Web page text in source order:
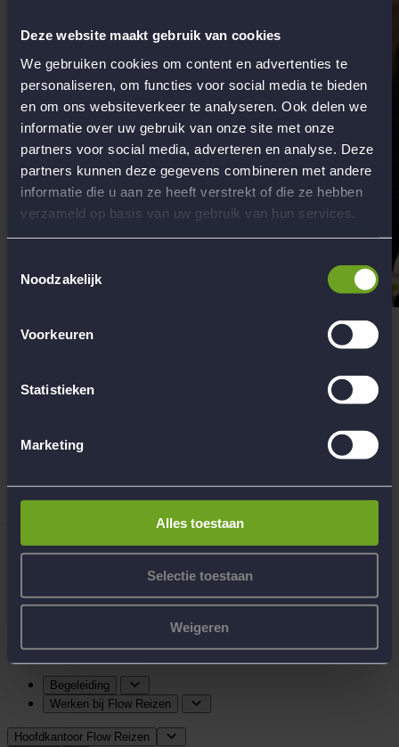
Deze website maakt gebruik van cookies
We gebruiken cookies om content en advertenties te
personaliseren, om functies voor social media te bieden
en om ons websiteverkeer te analyseren. Ook delen we
informatie over uw gebruik van onze site met onze
partners voor social media, adverteren en analyse. Deze
partners kunnen deze gegevens combineren met andere
informatie die u aan ze heeft verstrekt of die ze hebben
verzameld op basis van uw gebruik van hun services.
Noodzakelijk
Voorkeuren
Statistieken
Marketing
Alles toestaan
Selectie toestaan
Weigeren
Hallo, waarmee kunnen we je helpen?
Maandag t/m vrijdag:
Telefoon:0495-544823
Noodnummer:0495-745292
Alleen te gebruiken bij noodsituaties tijdens de reizen.
Inschrijving Kamer van Koophandel:72087129
Op onze reizen zijn de ANVR-reisvoorwaarden van toepassing.
Begeleiding
Werken bij Flow Reizen
Hoofdkantoor Flow Reizen